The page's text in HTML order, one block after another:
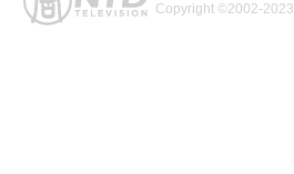
Copyright ©2002-2023